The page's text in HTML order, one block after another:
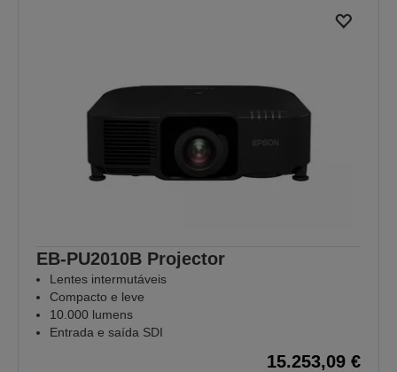
EB-PU2010B Projector
Lentes intermutáveis
Compacto e leve
10.000 lumens
Entrada e saída SDI
15.253,09 €